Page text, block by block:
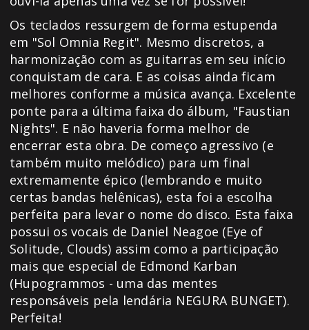
Os teclados ressurgem de forma estupenda
em "Sol Omnia Regit". Mesmo discretos, a
harmonização com as guitarras em seu início
conquistam de cara. E as coisas ainda ficam
melhores conforme a música avança. Excelente
ponte para a última faixa do álbum, "Faustian
Nights". E não haveria forma melhor de
encerrar esta obra. De começo agressivo (e
também muito melódico) para um final
extremamente épico (lembrando e muito
certas bandas helênicas), esta foi a escolha
perfeita para levar o nome do disco. Esta faixa
possui os vocais de Daniel Neagoe (Eye of
Solitude, Clouds) assim como a participação
mais que especial de Edmond Karban
(Hupogrammos - uma das mentes
responsáveis pela lendária NEGURA BUNGET).
Perfeita!